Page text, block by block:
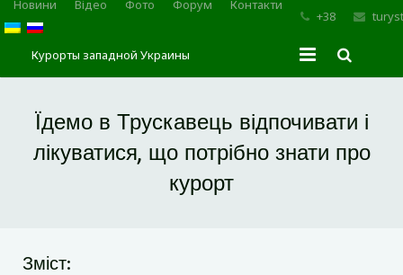
Новини Відео Фото Форум Контакти
+38
Курорты западной Украины
Курорт Трускавець
Карпати
Їдемо в Трускавець відпочивати і
лікуватися, що потрібно знати про
курорт
Зміст: